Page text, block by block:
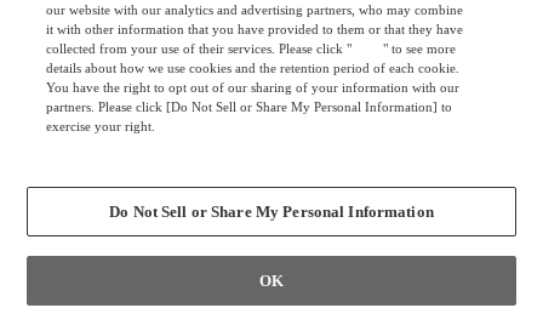
1500Wまで)
サステナビリティ
マークについて
「GREEN WAVE」について
オカムラのWell-beingに関する取り組みについて
our website with our analytics and advertising partners, who may combine
it with other information that you have provided to them or that they have
collected from your use of their services. Please click "
here" to see more
details about how we use cookies and the retention period of each cookie.
You have the right to opt out of our sharing of your information with our
partners. Please click [Do Not Sell or Share My Personal Information] to
exercise your right.
Do Not Sell or Share My Personal Information
OK